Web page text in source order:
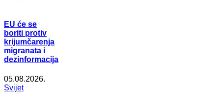
EU će se
boriti protiv
krijumčarenja
migranata i
dezinformacija
05.08.2026.
Svijet